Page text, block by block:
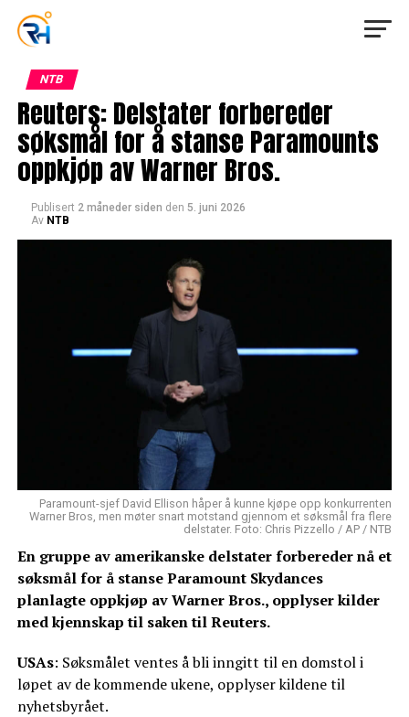
NTB
Reuters: Delstater forbereder
søksmål for å stanse Paramounts
oppkjøp av Warner Bros.
Publisert 2 måneder siden den 5. juni 2026
Av NTB
Paramount-sjef David Ellison håper å kunne kjøpe opp konkurrenten
Warner Bros, men møter snart motstand gjennom et søksmål fra flere
delstater. Foto: Chris Pizzello / AP / NTB
En gruppe av amerikanske delstater forbereder nå et
søksmål for å stanse Paramount Skydances
planlagte oppkjøp av Warner Bros., opplyser kilder
med kjennskap til saken til Reuters.
USAs: Søksmålet ventes å bli inngitt til en domstol i
løpet av de kommende ukene, opplyser kildene til
nyhetsbyrået.